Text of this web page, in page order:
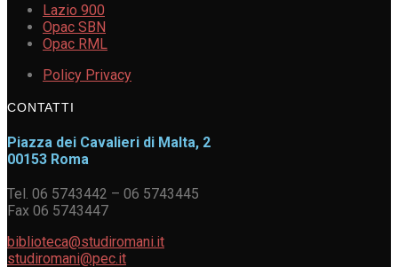
Lazio 900
Opac SBN
Opac RML
Policy Privacy
CONTATTI
Piazza dei Cavalieri di Malta, 2
00153 Roma
Tel. 06 5743442 – 06 5743445
Fax 06 5743447
biblioteca@studiromani.it
studiromani@pec.it